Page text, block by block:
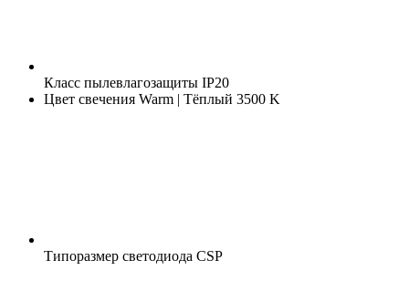
Класс пылевлагозащиты IP20
Цвет свечения Warm | Тёплый 3500 K
Типоразмер светодиода CSP